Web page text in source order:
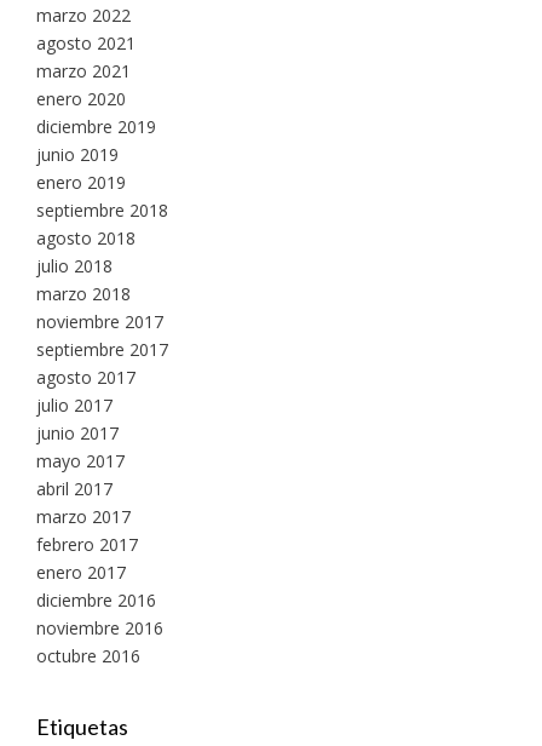
marzo 2022
agosto 2021
marzo 2021
enero 2020
diciembre 2019
junio 2019
enero 2019
septiembre 2018
agosto 2018
julio 2018
marzo 2018
noviembre 2017
septiembre 2017
agosto 2017
julio 2017
junio 2017
mayo 2017
abril 2017
marzo 2017
febrero 2017
enero 2017
diciembre 2016
noviembre 2016
octubre 2016
Etiquetas